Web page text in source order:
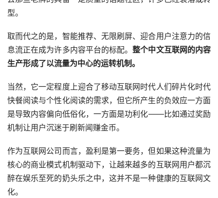
型。
取而代之的是，智能推荐、无限刷屏、迎合用户注意力的信
息流正在成为许多内容平台的标配。整个中文互联网的内容
生产形成了以流量为中心的运转机制。
当然，它一定程度上迎合了移动互联网时代人们碎片化时代
快餐阅读与个性化阅读的需求，但它所产生的负效应一方面
是导致内容偏向低俗化，一方面是功利化——比如通过奖励
机制让用户沉迷于刷新闻赚金币。
作为互联网公司而言，盈利是第一要务，但如果这种流量为
核心的商业模式机制驱动下，让越来越多的互联网用户都沉
醉在娱乐至死的奶头乐之中，这并不是一种健康的互联网文
化。